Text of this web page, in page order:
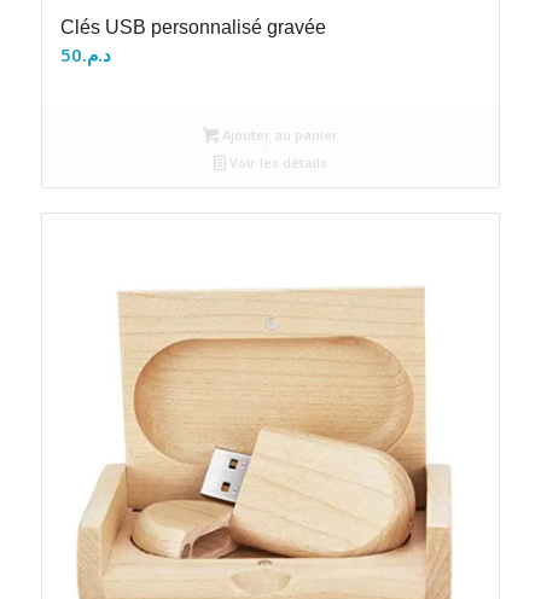
Clés USB personnalisé gravée
د.م.50
Ajouter au panier
Voir les détails